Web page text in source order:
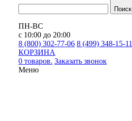
Поиск
ПН-ВС
с 10:00 до 20:00
8 (800) 302-77-06 8 (499) 348-15-11
КОРЗИНА
0 товаров. Заказать звонок
Меню